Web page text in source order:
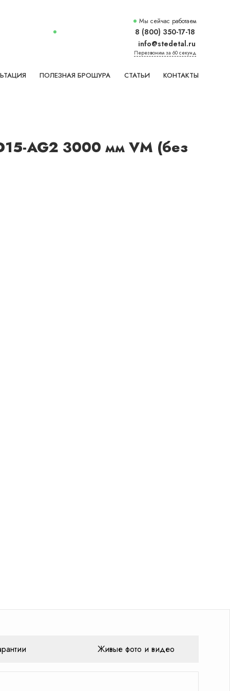
Мы сейчас работаем
8 (800) 350-17-18
info@stedetal.ru
Перезвоним за 60 секунд
ПОЛЕЗНАЯ БРОШУРА СТАТЬИ КОНТАКТЫ
AG2 3000 мм VM (без
Живые фото и видео